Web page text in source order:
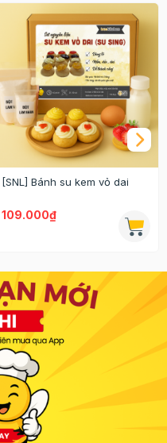
[SNL] Bánh su kem vỏ dai
109.000₫